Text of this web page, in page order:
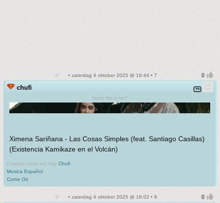
• zaterdag 4 oktober 2025 @ 16:44 • 7
chufi
Hace frio o no?
Ximena Sariñana - Las Cosas Simples (feat. Santiago Casillas)
(Existencia Kamikaze en el Volcán)
Cuando haya sol, hay Chufi
Musica Español
Come On
• zaterdag 4 oktober 2025 @ 18:02 • 8